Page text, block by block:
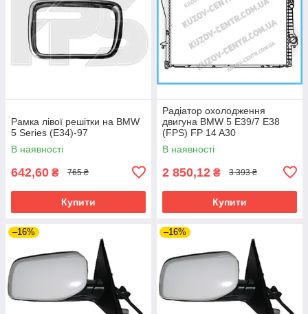
Рамка лівої решітки на BMW
5 Series (E34)-97
В наявності
642,60 ₴ 765 ₴
Купити
Радіатор охолодження
двигуна BMW 5 E39/7 E38
(FPS) FP 14 A30
В наявності
2 850,12 ₴ 3 393 ₴
Купити
–16% –16%